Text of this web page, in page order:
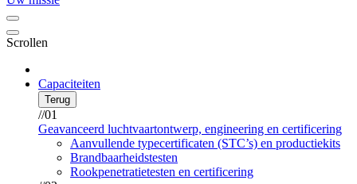
Scrollen
Capaciteiten
Terug
//01
Geavanceerd luchtvaartontwerp, engineering en certificering
Aanvullende typecertificaten (STC’s) en productiekits
Brandbaarheidstesten
Rookpenetratietesten en certificering